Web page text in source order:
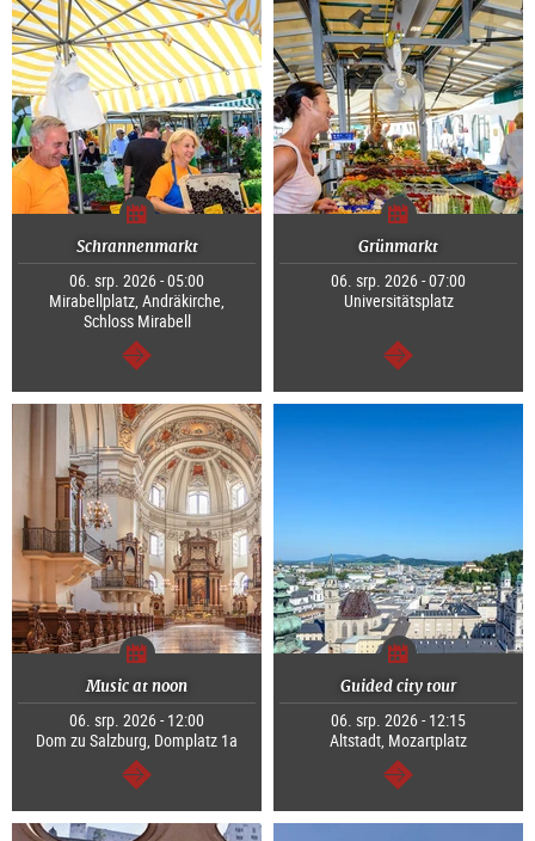
Schrannenmarkt
06. srp. 2026 - 05:00
Mirabellplatz, Andräkirche,
Schloss Mirabell
continue
Grünmarkt
06. srp. 2026 - 07:00
Universitätsplatz
continue
Music at noon
06. srp. 2026 - 12:00
Dom zu Salzburg, Domplatz 1a
continue
Guided city tour
06. srp. 2026 - 12:15
Altstadt, Mozartplatz
continue